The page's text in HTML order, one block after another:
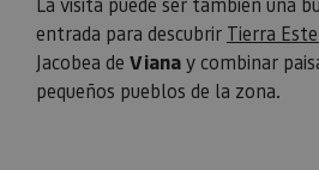
entrada para descubrir Tierra
Jacobea de Vianay combinar
pequeños pueblos de la zona.